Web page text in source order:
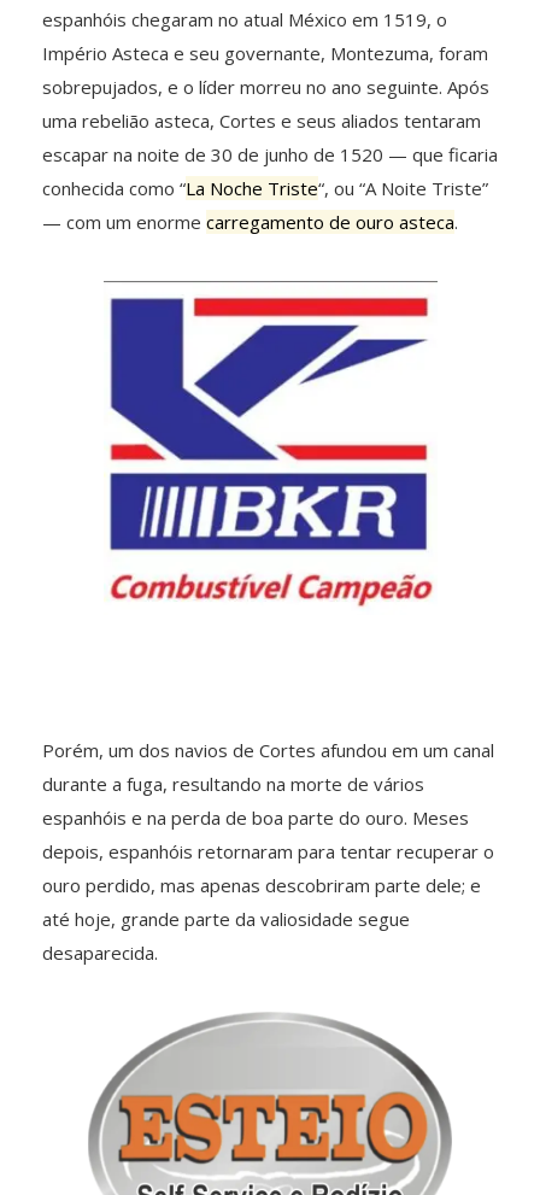
espanhóis chegaram no atual México em 1519, o
Império Asteca e seu governante, Montezuma, foram
sobrepujados, e o líder morreu no ano seguinte. Após
uma rebelião asteca, Cortes e seus aliados tentaram
escapar na noite de 30 de junho de 1520 — que ficaria
conhecida como “La Noche Triste“, ou “A Noite Triste”
— com um enorme carregamento de ouro asteca.
Porém, um dos navios de Cortes afundou em um canal
durante a fuga, resultando na morte de vários
espanhóis e na perda de boa parte do ouro. Meses
depois, espanhóis retornaram para tentar recuperar o
ouro perdido, mas apenas descobriram parte dele; e
até hoje, grande parte da valiosidade segue
desaparecida.